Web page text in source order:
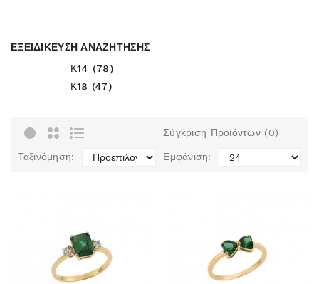
ΕΞΕΙΔΊΚΕΥΣΗ ΑΝΑΖΉΤΗΣΗΣ
Κ14 (78)
Κ18 (47)
Σύγκριση Προϊόντων (0)
Ταξινόμηση: Εμφάνιση: